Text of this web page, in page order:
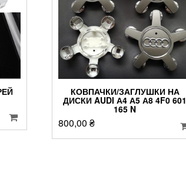
КОВПАЧКИ/ЗАГЛУШКИ НА
ДИСКИ AUDI А4 А5 А8 4F0 601
165 N
800,00₴